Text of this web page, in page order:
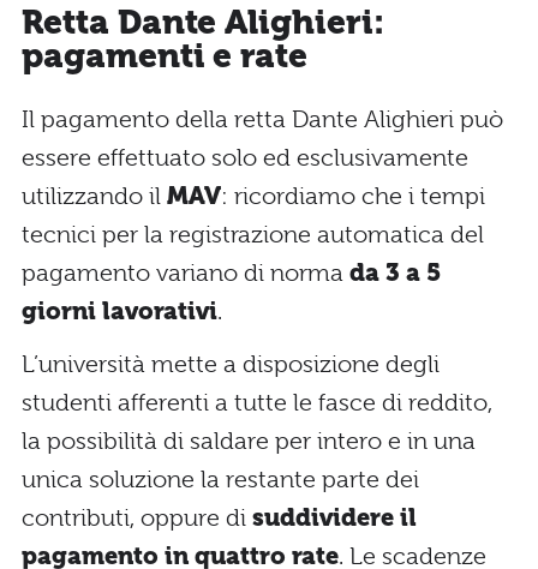
Retta Dante Alighieri:
pagamenti e rate
Il pagamento della retta Dante Alighieri può
essere effettuato solo ed esclusivamente
utilizzando il MAV: ricordiamo che i tempi
tecnici per la registrazione automatica del
pagamento variano di norma da 3 a 5
giorni lavorativi.
L’università mette a disposizione degli
studenti afferenti a tutte le fasce di reddito,
la possibilità di saldare per intero e in una
unica soluzione la restante parte dei
contributi, oppure di suddividere il
pagamento in quattro rate. Le scadenze